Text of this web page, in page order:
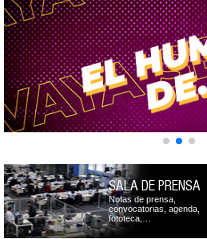
SALA DE PRENSA
Notas de prensa,
convocatorias, agenda,
fototeca,…